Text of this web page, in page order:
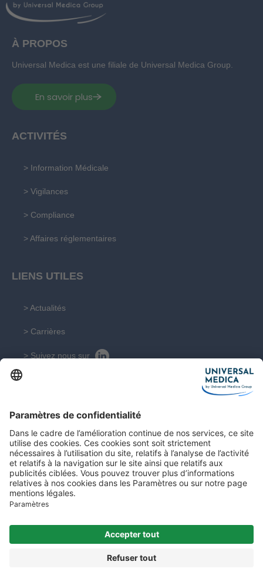
À PROPOS
Universal Medica est une filiale de Universal Medica Group.
En savoir plus
ACTIVITÉS
> Information Médicale
> Vigilances
> Compliance
> Affaires réglementaires
LIENS UTILES
> Actualités
> Carrières
> Suivez nous sur
> RSE
CONTACT
Contactez nos experts
Contact
Mentions légales